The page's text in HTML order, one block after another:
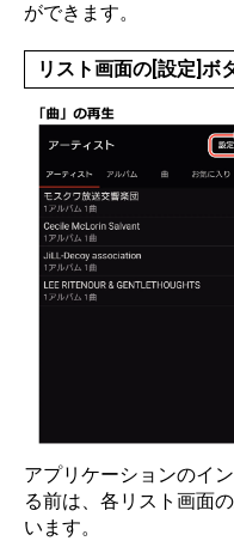
ができます。
リスト画面の[設定]ボ
アプリケーションのイ
る前は、各リスト画面
います。